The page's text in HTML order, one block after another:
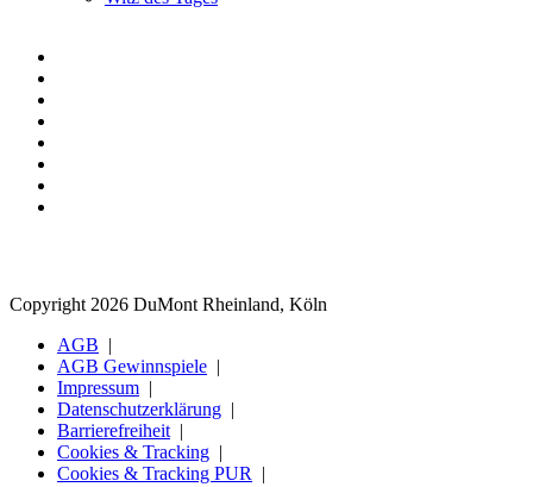
Copyright 2026 DuMont Rheinland, Köln
AGB
AGB Gewinnspiele
Impressum
Datenschutzerklärung
Barrierefreiheit
Cookies & Tracking
Cookies & Tracking PUR